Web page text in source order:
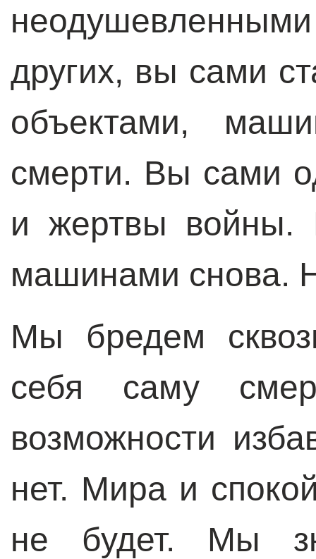
других, вы сами
объектами,
смерти. Вы сами
и жертвы войны.
машинами снова.
Мы бредем
себя саму
возможности
нет. Мира и
не будет. Мы